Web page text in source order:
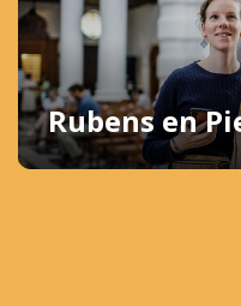
Rubens en